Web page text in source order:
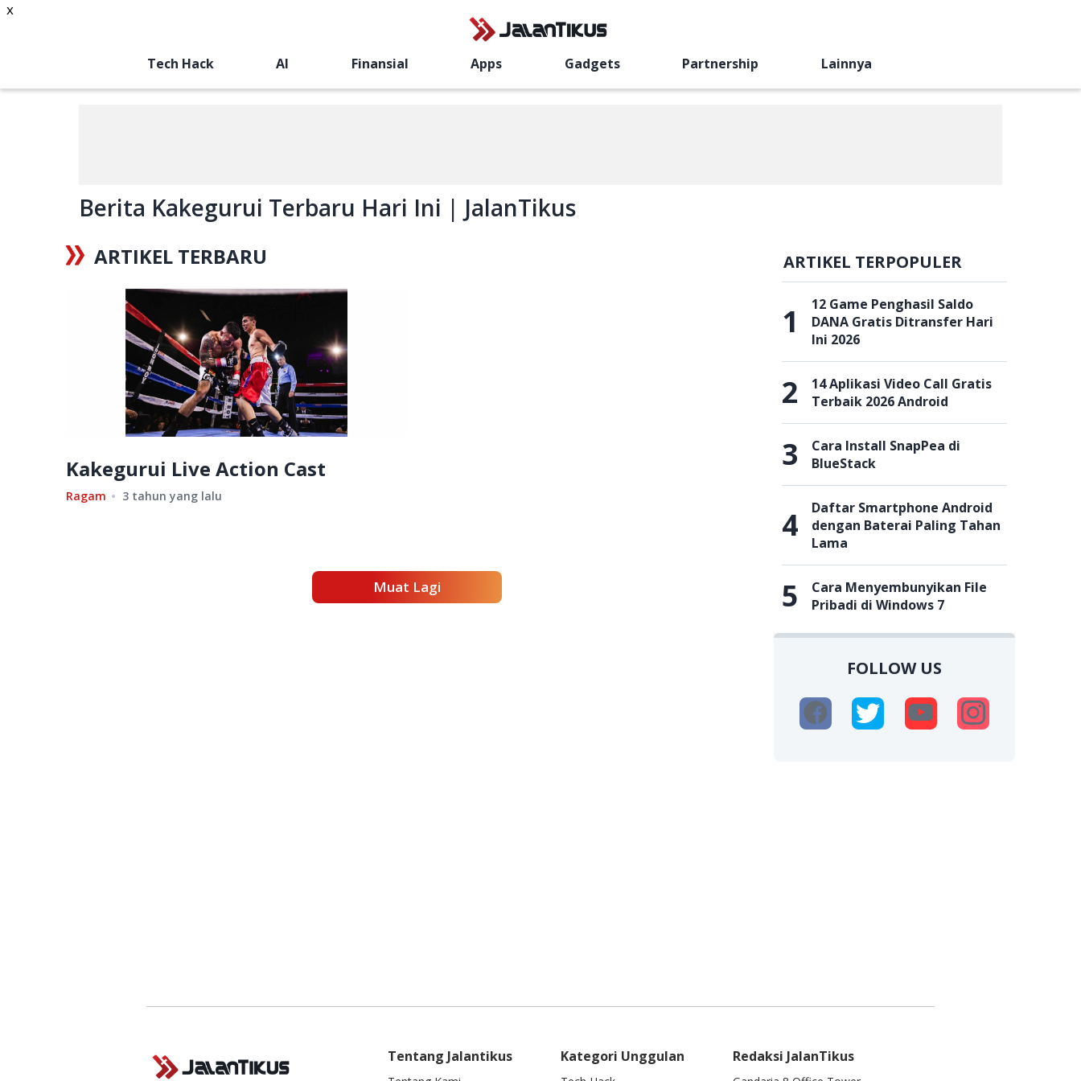
Tech Hack AI Finansial Apps Gadgets Partnership Lainnya
Berita Kakegurui Terbaru Hari Ini | JalanTikus
ARTIKEL TERBARU
Kakegurui Live Action Cast
Ragam 3 tahun yang lalu
Muat Lagi
ARTIKEL TERPOPULER
1
12 Game Penghasil Saldo
DANA Gratis Ditransfer Hari
Ini 2026
2
14 Aplikasi Video Call Gratis
Terbaik 2026 Android
3
Cara Install SnapPea di
BlueStack
4
Daftar Smartphone Android
dengan Baterai Paling Tahan
Lama
5
Cara Menyembunyikan File
Pribadi di Windows 7
FOLLOW US
x
Redaksi JalanTikus
Tentang Jalantikus Kategori Unggulan